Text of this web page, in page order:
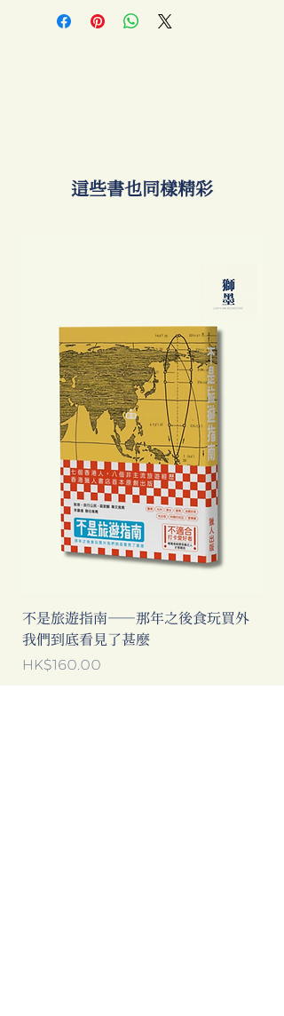
​這些書也同樣精彩
不是旅遊指南──那年之後食玩買外
我們到底看見了甚麼
價格
HK$160.00